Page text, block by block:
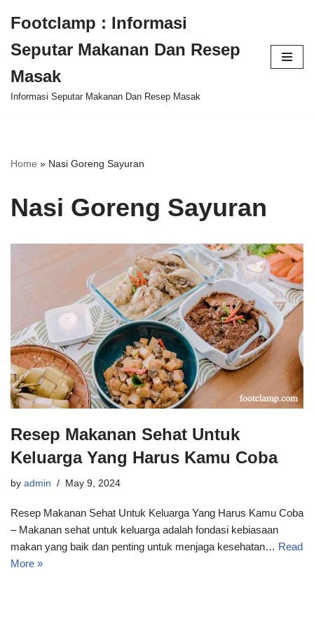
to
content
Footclamp : Informasi
Seputar Makanan Dan Resep
Masak
Informasi Seputar Makanan Dan Resep Masak
Home » Nasi Goreng Sayuran
Nasi Goreng Sayuran
Resep Makanan Sehat Untuk
Keluarga Yang Harus Kamu Coba
by admin May 9, 2024
Resep Makanan Sehat Untuk Keluarga Yang Harus Kamu Coba
– Makanan sehat untuk keluarga adalah fondasi kebiasaan
makan yang baik dan penting untuk menjaga kesehatan… Read
More »